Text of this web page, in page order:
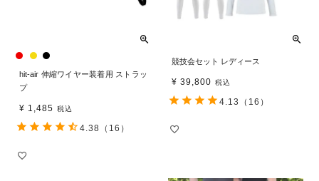
hit-air 伸縮ワイヤー装着用 ストラッ
プ
¥ 1,485 税込
4.38 （16）
競技会セット レディース
¥ 39,800 税込
4.13 （16）